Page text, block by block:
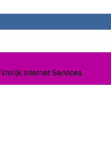
Vrolijk Internet Services